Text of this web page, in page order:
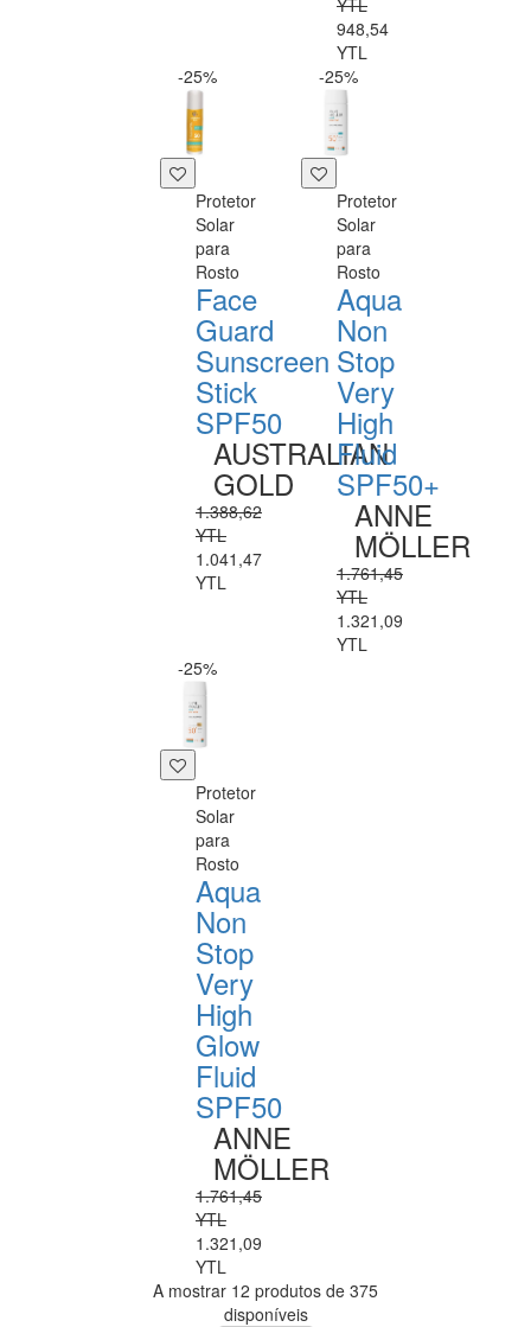
YTL
948,54
YTL
-25%
Protetor
Solar
para
Rosto
Face
Guard
Sunscreen
Stick
SPF50
AUSTRALIAN
GOLD
1.388,62
YTL
1.041,47
YTL
-25%
Protetor
Solar
para
Rosto
Aqua
Non
Stop
Very
High
Fluid
SPF50+
ANNE
MÖLLER
1.761,45
YTL
1.321,09
YTL
-25%
Protetor
Solar
para
Rosto
Aqua
Non
Stop
Very
High
Glow
Fluid
SPF50
ANNE
MÖLLER
1.761,45
YTL
1.321,09
YTL
A mostrar 12 produtos de 375
disponíveis